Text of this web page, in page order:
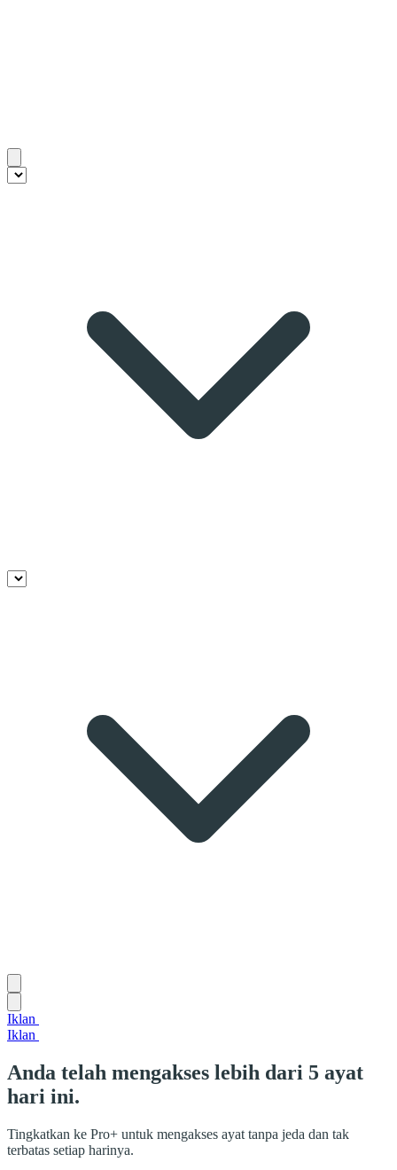
Iklan
Iklan
Anda telah mengakses lebih dari 5 ayat
hari ini.
Tingkatkan ke Pro+ untuk mengakses ayat tanpa jeda dan tak
terbatas setiap harinya.